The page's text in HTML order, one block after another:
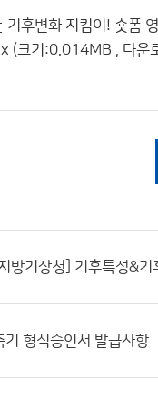
기후변화 지킴이! 숏폼
(크기:0.014MB , 다운
기 형식승인서 발급사항